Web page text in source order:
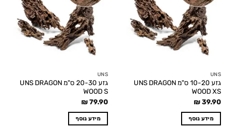
UNS
גזע 10-20 ס"מ UNS DRAGON
WOOD XS
₪39.90
מידע נוסף
UNS
גזע 20-30 ס"מ UNS DRAGON
WOOD S
₪79.90
מידע נוסף